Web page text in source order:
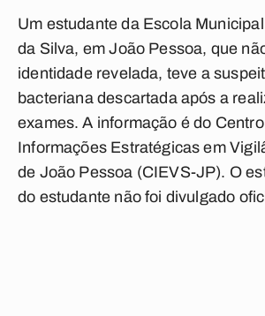
Um estudante da Escola
da Silva, em João Pessoa, que
identidade revelada, teve a
bacteriana descartada após a
exames. A informação é do
Informações Estratégicas em
de João Pessoa (CIEVS-JP). O
do estudante não foi divulgado